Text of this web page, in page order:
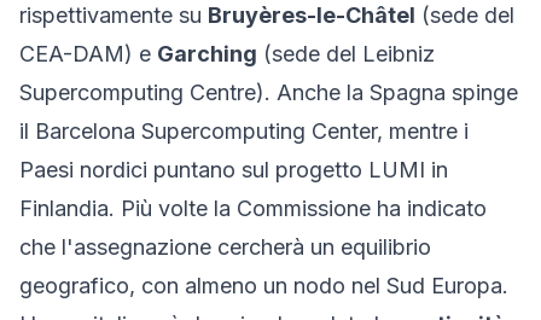
rispettivamente su Bruyères-le-Châtel (sede del
CEA-DAM) e Garching (sede del Leibniz
Supercomputing Centre). Anche la Spagna spinge
il Barcelona Supercomputing Center, mentre i
Paesi nordici puntano sul progetto LUMI in
Finlandia. Più volte la Commissione ha indicato
che l'assegnazione cercherà un equilibrio
geografico, con almeno un nodo nel Sud Europa.